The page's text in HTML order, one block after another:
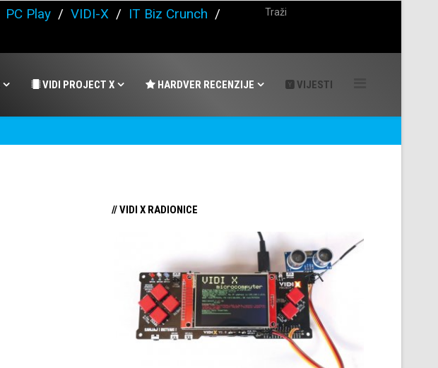
PC Play / VIDI-X / IT Biz Crunch /
VIDI PROJECT X HARDVER RECENZIJE VIJESTI
// VIDI X RADIONICE